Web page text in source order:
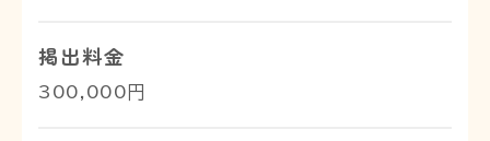
掲出料金
300,000円